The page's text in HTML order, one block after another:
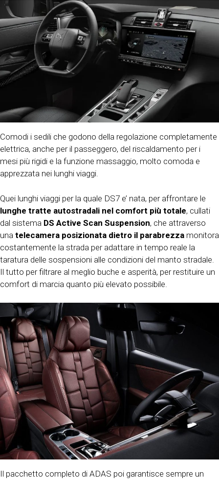
Comodi i sedili che godono della regolazione completamente
elettrica, anche per il passeggero, del riscaldamento per i
mesi più rigidi e la funzione massaggio, molto comoda e
apprezzata nei lunghi viaggi.
Quei lunghi viaggi per la quale DS7 e’ nata, per affrontare le
lunghe tratte autostradali nel comfort più totale, cullati
dal sistema DS Active Scan Suspension, che attraverso
una telecamera posizionata dietro il parabrezza monitora
costantemente la strada per adattare in tempo reale la
taratura delle sospensioni alle condizioni del manto stradale.
Il tutto per filtrare al meglio buche e asperità, per restituire un
comfort di marcia quanto più elevato possibile.
Il pacchetto completo di ADAS poi garantisce sempre un